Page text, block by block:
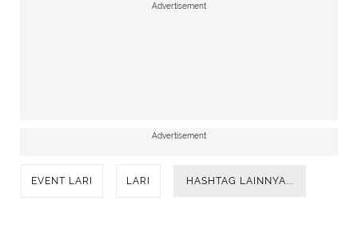
Advertisement
Advertisement
EVENT LARI LARI HASHTAG LAINNYA...